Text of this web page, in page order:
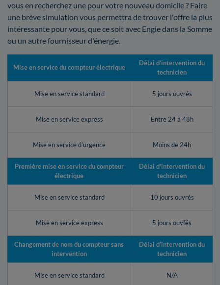
vous en recherchez une pour votre nouveau domicile ? Faire
une brève simulation vous permettra de trouver l'offre la plus
intéressante pour vous, que ce soit avec Engie dans la Somme
ou un autre fournisseur d'énergie.
Mise en service du compteur électrique
Délai d’intervention du
technicien
Mise en service standard 5 jours ouvrés
Mise en service express Entre 24 à 48h
Mise en service d’urgence Moins de 24h
Première mise en service du compteur
électrique
Délai d’intervention du
technicien
Mise en service standard 10 jours ouvrés
Mise en service express 5 jours ouvfés
Changement de nom du compteur sans
intervention
Délai d’intervention du
technicien
Mise en service standard N/A